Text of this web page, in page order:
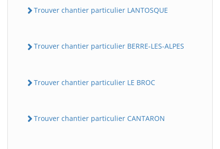
Trouver chantier particulier LANTOSQUE
Trouver chantier particulier BERRE-LES-ALPES
Trouver chantier particulier LE BROC
Trouver chantier particulier CANTARON